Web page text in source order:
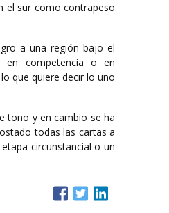
el sur como contrapeso
a una región bajo el
competencia o en
que quiere decir lo uno
tono y en cambio se ha
todas las cartas a
circunstancial o un